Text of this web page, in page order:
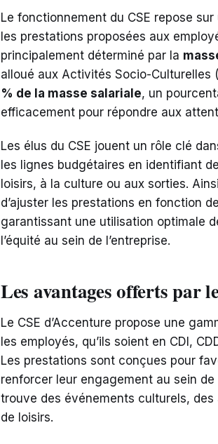
Le fonctionnement du CSE repose
les prestations proposées aux
principalement déterminé par la
alloué aux Activités Socio-Culturelles
% de la masse salariale, un
efficacement pour répondre aux
Les élus du CSE jouent un rôle clé
les lignes budgétaires en identifiant
loisirs, à la culture ou aux sorties.
d’ajuster les prestations en fonction
garantissant une utilisation optimale
l’équité au sein de l’entreprise.
Les avantages offerts par
Le CSE d’Accenture propose une
les employés, qu’ils soient en CDI,
Les prestations sont conçues pour
renforcer leur engagement au sein
trouve des événements culturels,
de loisirs.